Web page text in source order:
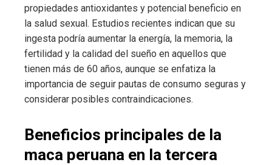
propiedades antioxidantes y potencial beneficio en
la salud sexual. Estudios recientes indican que su
ingesta podría aumentar la energía, la memoria, la
fertilidad y la calidad del sueño en aquellos que
tienen más de 60 años, aunque se enfatiza la
importancia de seguir pautas de consumo seguras y
considerar posibles contraindicaciones.
Beneficios principales de la
maca peruana en la tercera